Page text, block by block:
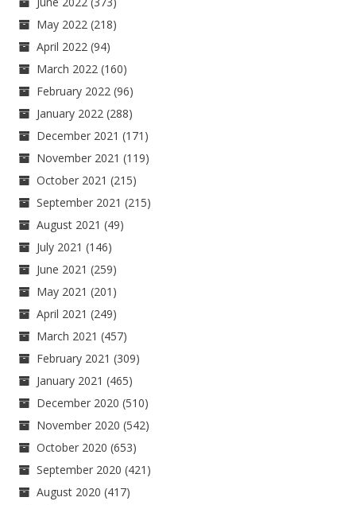
May 2022 (218)
April 2022 (94)
March 2022 (160)
February 2022 (96)
January 2022 (288)
December 2021 (171)
November 2021 (119)
October 2021 (215)
September 2021 (215)
August 2021 (49)
July 2021 (146)
June 2021 (259)
May 2021 (201)
April 2021 (249)
March 2021 (457)
February 2021 (309)
January 2021 (465)
December 2020 (510)
November 2020 (542)
October 2020 (653)
September 2020 (421)
August 2020 (417)